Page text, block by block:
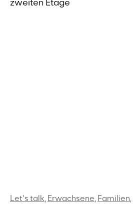
Let's talk, Erwachsene, Familien,